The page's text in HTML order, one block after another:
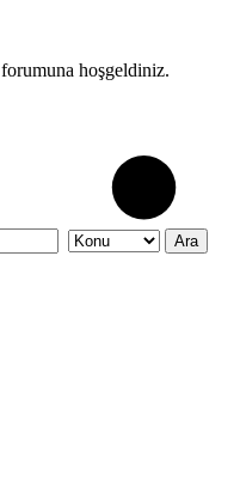
forumuna hoşgeldiniz.